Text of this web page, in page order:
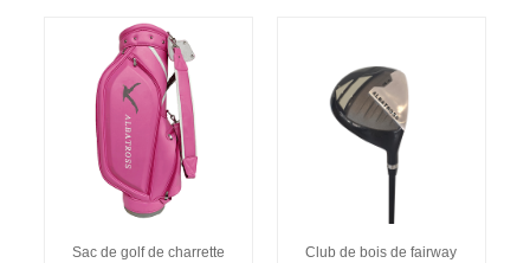
Sac de golf de charrette
Club de bois de fairway